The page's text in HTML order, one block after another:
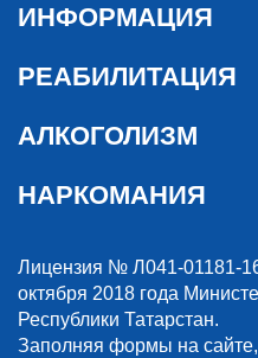
ИНФОРМАЦИЯ
РЕАБИЛИТАЦИЯ
АЛКОГОЛИЗМ
НАРКОМАНИЯ
Лицензия № Л041-01181-
октября 2018 года
Республики Татарстан.
Заполняя формы на